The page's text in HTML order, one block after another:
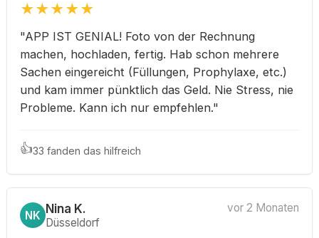
★★★★★
"APP IST GENIAL! Foto von der Rechnung
machen, hochladen, fertig. Hab schon mehrere
Sachen eingereicht (Füllungen, Prophylaxe, etc.)
und kam immer pünktlich das Geld. Nie Stress, nie
Probleme. Kann ich nur empfehlen."
👍33 fanden das hilfreich
NK Nina K.
Düsseldorf
vor 2 Monaten